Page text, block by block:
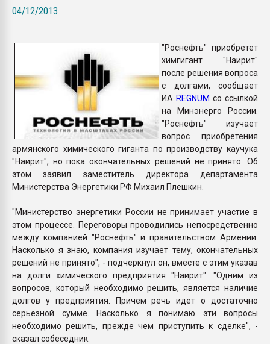
04/12/2013
"Роснефть" приобретет
химгигант "Наирит"
после решения вопроса
с долгами, сообщает
ИА REGNUM со ссылкой
на Минэнерго России.
"Роснефть" изучает
вопрос приобретения
армянского химического гиганта по производству каучука
"Наирит", но пока окончательных решений не принято. Об
этом заявил заместитель директора департамента
Министерства Энергетики РФ Михаил Плешкин.
"Министерство энергетики России не принимает участие в
этом процессе. Переговоры проводились непосредственно
между компанией "Роснефть" и правительством Армении.
Насколько я знаю, компания изучает тему, окончательных
решений не принято", - подчеркнул он, вместе с этим указав
на долги химического предприятия "Наирит". "Одним из
вопросов, который необходимо решить, является наличие
долгов у предприятия. Причем речь идет о достаточно
серьезной сумме. Насколько я понимаю эти вопросы
необходимо решить, прежде чем приступить к сделке", -
сказал собеседник.